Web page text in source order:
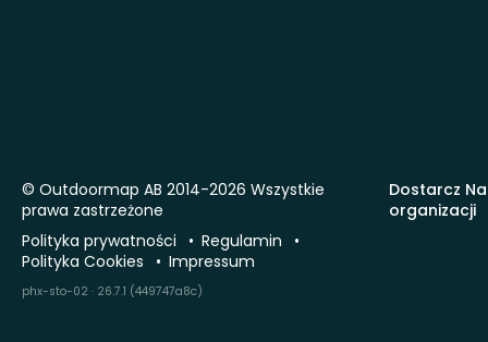
Dostarcz
organizacji
© Outdoormap AB 2014-2026 Wszystkie
prawa zastrzeżone
Polityka prywatności
Regulamin
Polityka Cookies
Impressum
phx-sto-02 · 26.7.1 (449747a8c)